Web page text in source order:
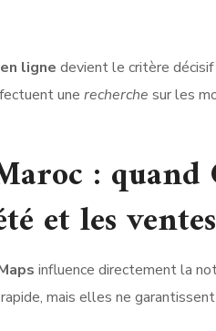
ligne devient le critère
une recherche sur les
: quand
et les ventes
influence directement la
mais elles ne